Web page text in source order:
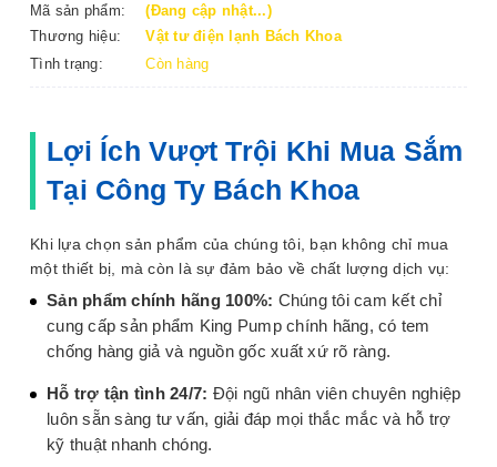
Mã sản phẩm:
(Đang cập nhật...)
Thương hiệu:
Vật tư điện lạnh Bách Khoa
Tình trạng:
Còn hàng
Lợi Ích Vượt Trội Khi Mua Sắm
Tại Công Ty Bách Khoa
Khi lựa chọn sản phẩm của chúng tôi, bạn không chỉ mua
một thiết bị, mà còn là sự đảm bảo về chất lượng dịch vụ:
Sản phẩm chính hãng 100%: Chúng tôi cam kết chỉ
cung cấp sản phẩm King Pump chính hãng, có tem
chống hàng giả và nguồn gốc xuất xứ rõ ràng.
Hỗ trợ tận tình 24/7: Đội ngũ nhân viên chuyên nghiệp
luôn sẵn sàng tư vấn, giải đáp mọi thắc mắc và hỗ trợ
kỹ thuật nhanh chóng.